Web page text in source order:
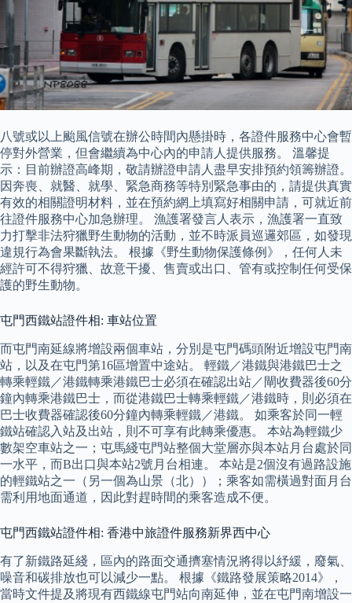
八號或以上颱風信號在辦公時間內懸掛時，各證件服務中心會暫
停對外營業，但會繼續為中心內的申請人提供服務。 溫馨提
示：目前辦證高峰期，敬請辦證申請人盡早安排預約領籌辦證。
因奔喪、就醫、就學、緊急商務等特別緊急事由的，請提供真實
有效的相關證明材料，並在預約網上填寫好相關申請，可就近前
往證件服務中心加急辦理。 漁護署發言人表示，漁護署一直致
力打擊非法狩獵野生動物的活動，並不時派員巡邏郊區，如發現
違規行為會果斷執法。 根據《野生動物保護條例》，任何人未
經許可不得狩獵、故意干擾、售賣或出口、管有或控制任何受保
護的野生動物。
屯門西鐵站證件相: 車站位置
而屯門南延線將增設兩個車站，分別是屯門碼頭附近增設屯門南
站，以及在屯門第16區增置中途站。 輕鐵／港鐵與港鐵巴士之
轉乘輕鐵／港鐵轉乘港鐵巴士必須在確認出站／閘收費器後60分
鐘內轉乘港鐵巴士，而從港鐵巴士轉乘輕鐵／港鐵時，則必須在
巴士收費器確認後60分鐘內轉乘輕鐵／港鐵。 如乘客於同一輕
鐵站確認入站及出站，則不可享有此轉乘優惠。 本站為輕鐵少
數架空車站之一；屯馬綫屯門站整個大堂層亦與本站月台處於同
一水平，而B出口與本站2號月台相連。 本站是2個沒有過路設施
的輕鐵站之一（另一個為山景（北））；乘客如需橫過對面月台
需利用地面通道，因此對趕時間的乘客造成不便。
屯門西鐵站證件相: 香港中旅證件服務新界西中心
有了新鐵路延綫，區內的路面交通擠塞情況將得以紓緩，廢氣、
噪音和碳排放也可以減少一點。 根據《鐵路發展策略2014》，
當時文件提及將現有西鐵線屯門站向南延伸，並在屯門南增設一